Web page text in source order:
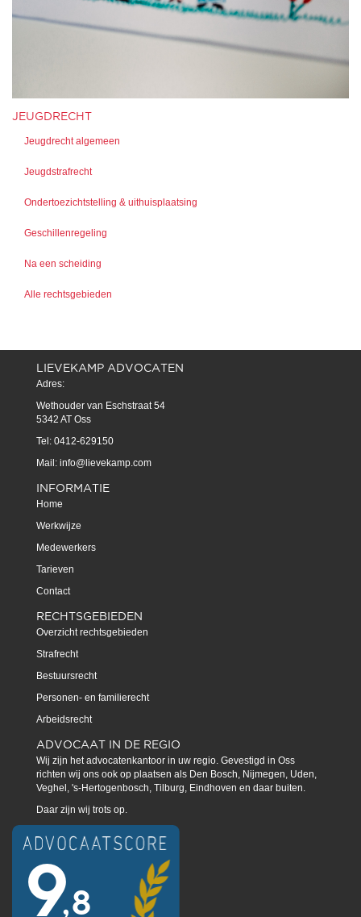
JEUGDRECHT
Jeugdrecht algemeen
Jeugdstrafrecht
Ondertoezichtstelling & uithuisplaatsing
Geschillenregeling
Na een scheiding
Alle rechtsgebieden
LIEVEKAMP ADVOCATEN
Adres:
Wethouder van Eschstraat 54
5342 AT Oss
Tel: 0412-629150
Mail: info@lievekamp.com
INFORMATIE
Home
Werkwijze
Medewerkers
Tarieven
Contact
RECHTSGEBIEDEN
Overzicht rechtsgebieden
Strafrecht
Bestuursrecht
Personen- en familierecht
Arbeidsrecht
ADVOCAAT IN DE REGIO
Wij zijn het advocatenkantoor in uw regio. Gevestigd in Oss
richten wij ons ook op plaatsen als Den Bosch, Nijmegen, Uden,
Veghel, 's-Hertogenbosch, Tilburg, Eindhoven en daar buiten.
Daar zijn wij trots op.